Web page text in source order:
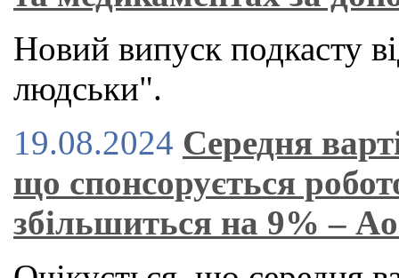
Новий випуск подкасту
людськи".
19.08.2024 Середня
що спонсорується
збільшиться на 9% –